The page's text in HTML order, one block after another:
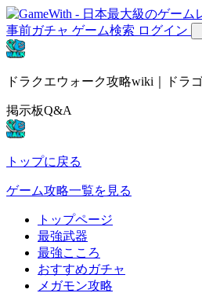
事前ガチャ ゲーム検索 ログイン
ドラクエウォーク攻略wiki｜ドラ
掲示板Q&A
トップに戻る
ゲーム攻略一覧を見る
トップページ
最強武器
最強こころ
おすすめガチャ
メガモン攻略